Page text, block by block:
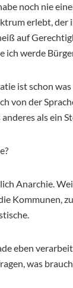
noch nie
erlebt, der
auf
werde
ist schon was
von der
als ein
Anarchie.
Kommunen,
eben
was